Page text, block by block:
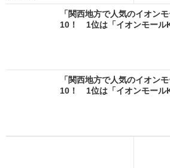
「関西地方で人気のイオン
10！ 1位は「イオンモール
「関西地方で人気のイオン
10！ 1位は「イオンモール